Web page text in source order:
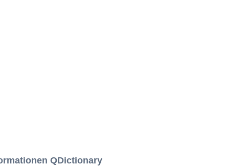
QDictionary